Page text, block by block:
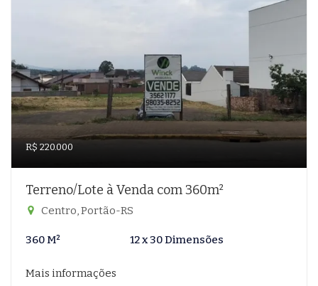
R$ 220.000
Terreno/Lote à Venda com 360m²
Centro, Portão-RS
360 M² 12 x 30 Dimensões
Mais informações